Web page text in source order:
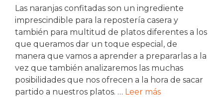
Las naranjas confitadas son un ingrediente
imprescindible para la repostería casera y
también para multitud de platos diferentes a los
que queramos dar un toque especial, de
manera que vamos a aprender a prepararlas a la
vez que también analizaremos las muchas
posibilidades que nos ofrecen a la hora de sacar
partido a nuestros platos. … Leer más